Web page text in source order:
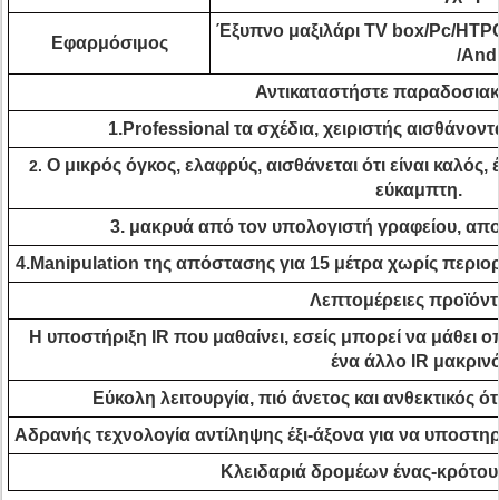
Εφαρμόσιμος
Έξυπνο μαξιλάρι TV box/Pc/
/
Αντικαταστήστε
1.Professional τα σχέδια, χειριστής
2. Ο μικρός όγκος, ελαφρύς, αισθάνεται ότι είναι καλός,
εύκαμπτη.
3. μακρυά από τον υπολογιστή γραφείου,
4.Manipulation της απόστασης για 15 μέτρα χωρίς
Λεπτομέρειες
Η υποστήριξη IR που μαθαίνει, εσείς μπορεί να μάθει
ένα άλλο IR
Εύκολη λειτουργία, πιό άνετος και ανθεκτικός
Αδρανής τεχνολογία αντίληψης έξι-άξονα για να
Κλειδαριά δρομέων ένας-